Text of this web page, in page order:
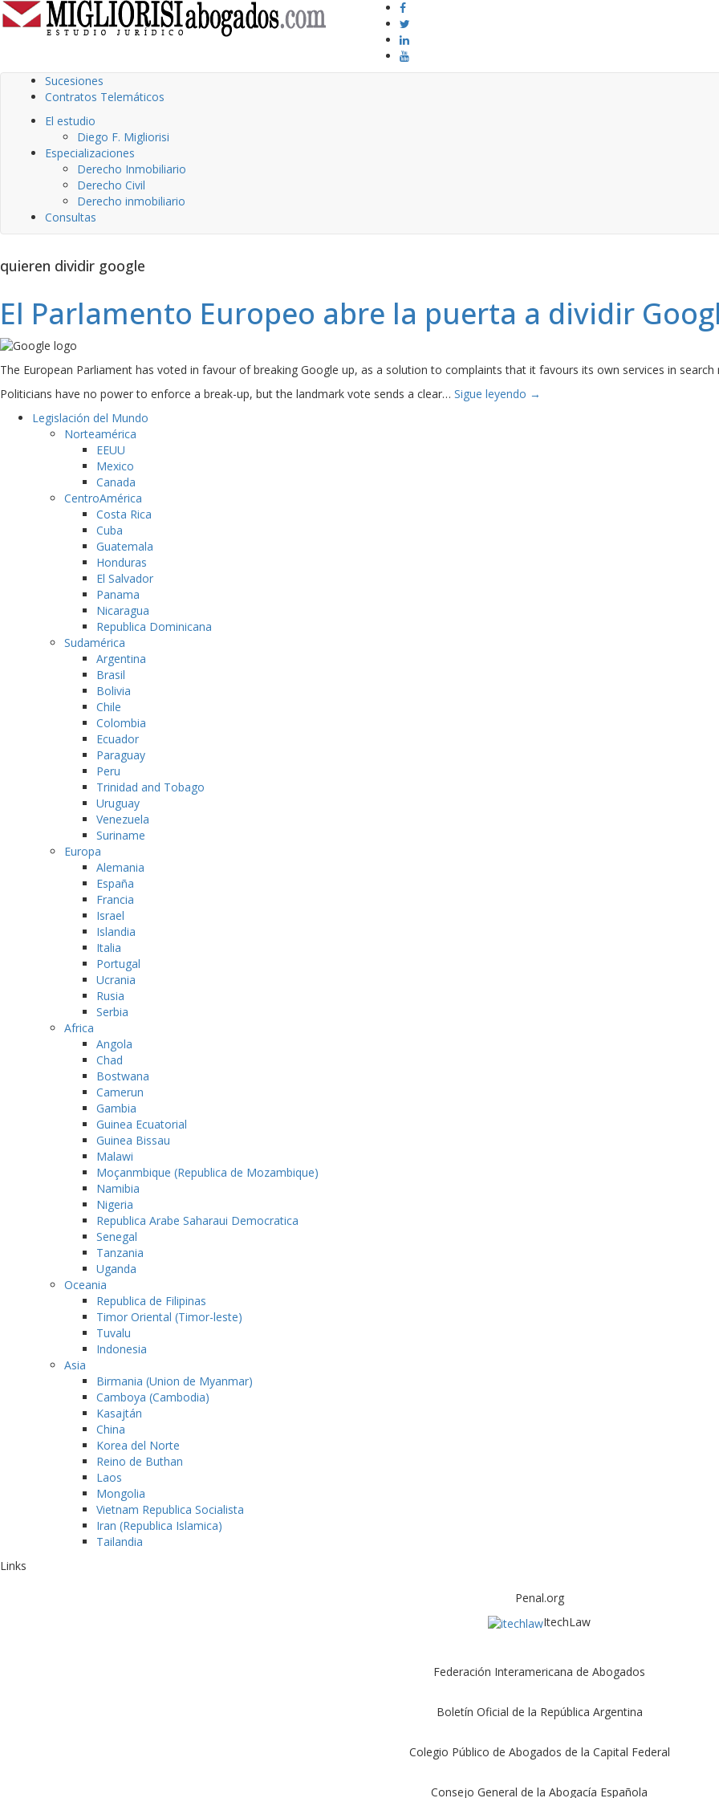
Sucesiones
Contratos Telemáticos
El estudio
Diego F. Migliorisi
Especializaciones
Derecho Inmobiliario
Derecho Civil
Derecho inmobiliario
Consultas
quieren dividir google
El Parlamento Europeo abre la puerta a dividir
The European Parliament has voted in favour of breaking Google up, as a solution to complaints that it favours its own services in search
Politicians have no power to enforce a break-up, but the landmark vote sends a clear… Sigue leyendo →
Legislación del Mundo
Norteamérica
EEUU
Mexico
Canada
CentroAmérica
Costa Rica
Cuba
Guatemala
Honduras
El Salvador
Panama
Nicaragua
Republica Dominicana
Sudamérica
Argentina
Brasil
Bolivia
Chile
Colombia
Ecuador
Paraguay
Peru
Trinidad and Tobago
Uruguay
Venezuela
Suriname
Europa
Alemania
España
Francia
Israel
Islandia
Italia
Portugal
Ucrania
Rusia
Serbia
Africa
Angola
Chad
Bostwana
Camerun
Gambia
Guinea Ecuatorial
Guinea Bissau
Malawi
Moçanmbique (Republica de Mozambique)
Namibia
Nigeria
Republica Arabe Saharaui Democratica
Senegal
Tanzania
Uganda
Oceania
Republica de Filipinas
Timor Oriental (Timor-leste)
Tuvalu
Indonesia
Asia
Birmania (Union de Myanmar)
Camboya (Cambodia)
Kasajtán
China
Korea del Norte
Reino de Buthan
Laos
Mongolia
Vietnam Republica Socialista
Iran (Republica Islamica)
Tailandia
Links
Penal.org
ItechLaw
Federación Interamericana de Abogados
Boletín Oficial de la República Argentina
Colegio Público de Abogados de la Capital Federal
Consejo General de la Abogacía Española